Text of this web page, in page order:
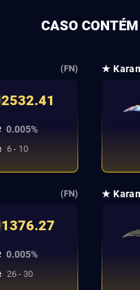
CASO CONTÉM
(FN)
2532.41
0.005%
6 - 10
★
(FN)
1376.27
0.005%
26 - 30
★